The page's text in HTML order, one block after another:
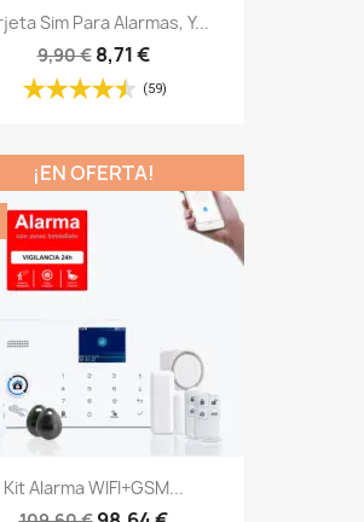
Sim Para Alarmas, Y...
9,90 € 8,71 €
(59)
Kit Alarma WIFI+GSM...
¡EN OFERTA!